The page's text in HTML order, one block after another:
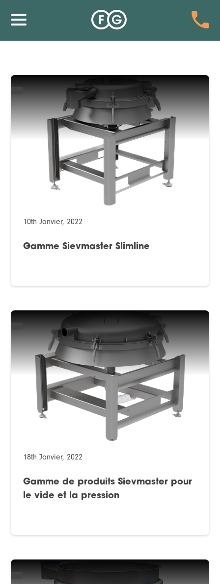
10th Janvier, 2022
Gamme Sievmaster Slimline
18th Janvier, 2022
Gamme de produits Sievmaster pour
le vide et la pression